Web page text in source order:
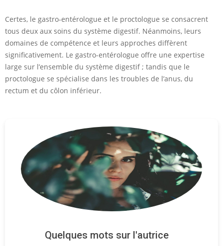
Certes, le gastro-entérologue et le proctologue se consacrent
tous deux aux soins du système digestif. Néanmoins, leurs
domaines de compétence et leurs approches diffèrent
significativement. Le gastro-entérologue offre une expertise
large sur l’ensemble du système digestif ; tandis que le
proctologue se spécialise dans les troubles de l’anus, du
rectum et du côlon inférieur.
Quelques mots sur l'autrice